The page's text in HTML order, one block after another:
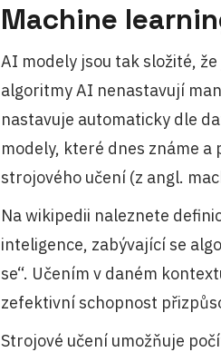
Machine
AI modely jsou tak složité,
algoritmy AI nenastavují
nastavuje automaticky dle
modely, které dnes známe a
strojového učení (z angl.
Na wikipedii naleznete
inteligence, zabývající se
se“. Učením v daném
zefektivní schopnost
Strojové učení umožňuje